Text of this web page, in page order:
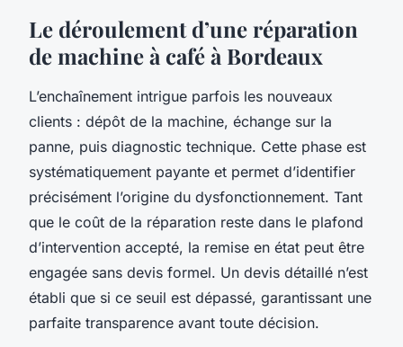
Le déroulement d’une réparation
de machine à café à Bordeaux
L’enchaînement intrigue parfois les nouveaux
clients : dépôt de la machine, échange sur la
panne, puis diagnostic technique. Cette phase est
systématiquement payante et permet d’identifier
précisément l’origine du dysfonctionnement. Tant
que le coût de la réparation reste dans le plafond
d’intervention accepté, la remise en état peut être
engagée sans devis formel. Un devis détaillé n’est
établi que si ce seuil est dépassé, garantissant une
parfaite transparence avant toute décision.